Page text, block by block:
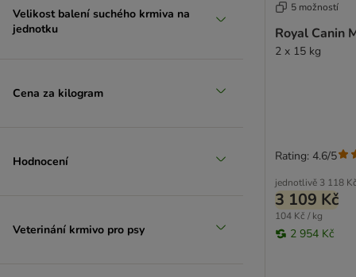
Velikost balení suchého krmiva na
jednotku
Cena za kilogram
Hodnocení
Veterinání krmivo pro psy
5 možností
Royal Canin
2 x 15 kg
jednotlivě 3 118 Kč
3 109 Kč
104 Kč / kg
2 954 Kč
Rating: 4.6/5